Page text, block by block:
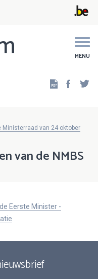
MENU
van 24 oktober
van de NMBS
Eerste Minister -